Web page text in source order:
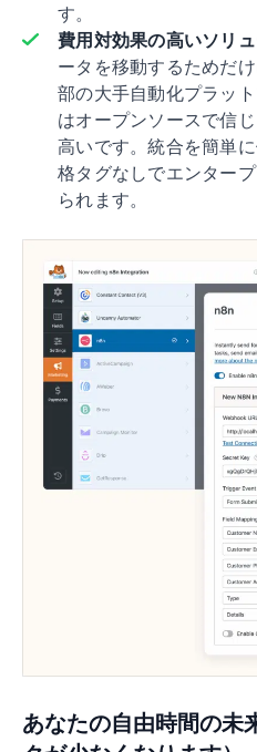
す。
費用対効果の高いソリュ
ータを移動するためだ
部の大手自動化プラッ
はオープンソースで信
高いです。統合を簡単
格タグなしでエンター
られます。
あなたの自由時間の未